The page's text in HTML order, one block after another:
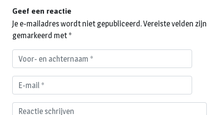
Geef een reactie
Je e-mailadres wordt niet gepubliceerd.Vereiste velden zijn
gemarkeerd met *